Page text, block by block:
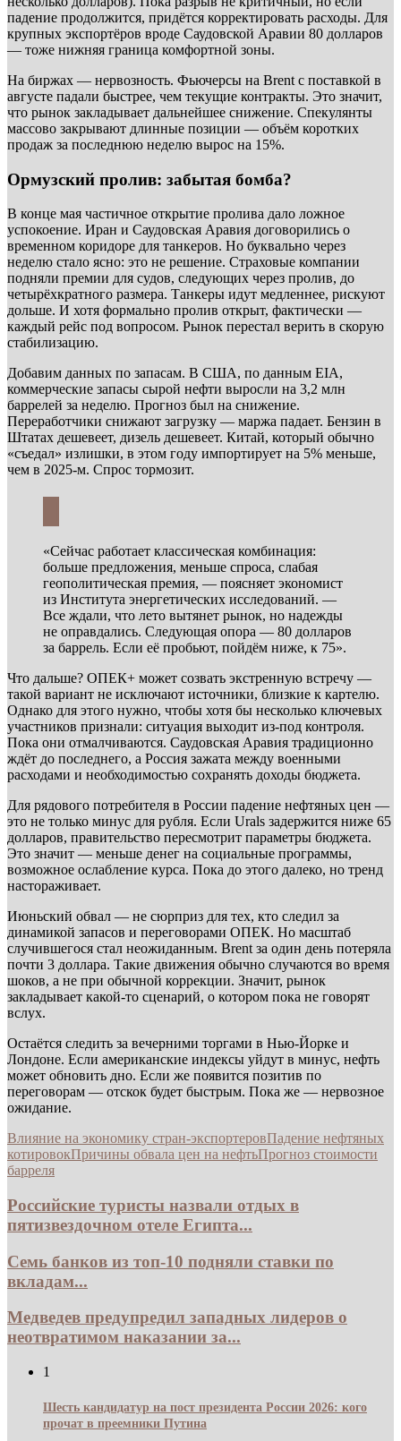
падение продолжится, придётся корректировать расходы. Для
крупных экспортёров вроде Саудовской Аравии 80 долларов
— тоже нижняя граница комфортной зоны.
На биржах — нервозность. Фьючерсы на Brent с поставкой в
августе падали быстрее, чем текущие контракты. Это значит,
что рынок закладывает дальнейшее снижение. Спекулянты
массово закрывают длинные позиции — объём коротких
продаж за последнюю неделю вырос на 15%.
Ормузский пролив: забытая бомба?
В конце мая частичное открытие пролива дало ложное
успокоение. Иран и Саудовская Аравия договорились о
временном коридоре для танкеров. Но буквально через
неделю стало ясно: это не решение. Страховые компании
подняли премии для судов, следующих через пролив, до
четырёхкратного размера. Танкеры идут медленнее, рискуют
дольше. И хотя формально пролив открыт, фактически —
каждый рейс под вопросом. Рынок перестал верить в скорую
стабилизацию.
Добавим данных по запасам. В США, по данным EIA,
коммерческие запасы сырой нефти выросли на 3,2 млн
баррелей за неделю. Прогноз был на снижение.
Переработчики снижают загрузку — маржа падает. Бензин в
Штатах дешевеет, дизель дешевеет. Китай, который обычно
«съедал» излишки, в этом году импортирует на 5% меньше,
чем в 2025-м. Спрос тормозит.
«Сейчас работает классическая комбинация:
больше предложения, меньше спроса, слабая
геополитическая премия, — поясняет экономист
из Института энергетических исследований. —
Все ждали, что лето вытянет рынок, но надежды
не оправдались. Следующая опора — 80 долларов
за баррель. Если её пробьют, пойдём ниже, к 75».
Что дальше? ОПЕК+ может созвать экстренную встречу —
такой вариант не исключают источники, близкие к картелю.
Однако для этого нужно, чтобы хотя бы несколько ключевых
участников признали: ситуация выходит из-под контроля.
Пока они отмалчиваются. Саудовская Аравия традиционно
ждёт до последнего, а Россия зажата между военными
расходами и необходимостью сохранять доходы бюджета.
Для рядового потребителя в России падение нефтяных цен —
это не только минус для рубля. Если Urals задержится ниже 65
долларов, правительство пересмотрит параметры бюджета.
Это значит — меньше денег на социальные программы,
возможное ослабление курса. Пока до этого далеко, но тренд
настораживает.
Июньский обвал — не сюрприз для тех, кто следил за
динамикой запасов и переговорами ОПЕК. Но масштаб
случившегося стал неожиданным. Brent за один день потеряла
почти 3 доллара. Такие движения обычно случаются во время
шоков, а не при обычной коррекции. Значит, рынок
закладывает какой-то сценарий, о котором пока не говорят
вслух.
Остаётся следить за вечерними торгами в Нью-Йорке и
Лондоне. Если американские индексы уйдут в минус, нефть
может обновить дно. Если же появится позитив по
переговорам — отскок будет быстрым. Пока же — нервозное
ожидание.
Влияние на экономику стран-экспортеровПадение нефтяных
котировокПричины обвала цен на нефтьПрогноз стоимости
барреля
Российские туристы назвали отдых в
пятизвездочном отеле Египта...
Семь банков из топ-10 подняли ставки по
вкладам...
Медведев предупредил западных лидеров о
неотвратимом наказании за...
1
Шесть кандидатур на пост президента России 2026: кого
прочат в преемники Путина